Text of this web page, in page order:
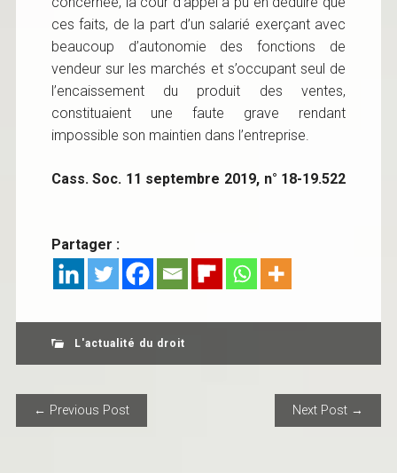
ces faits, de la part d’un salarié exerçant avec
beaucoup d’autonomie des fonctions de
vendeur sur les marchés et s’occupant seul de
l’encaissement du produit des ventes,
constituaient une faute grave rendant
impossible son maintien dans l’entreprise.
Cass. Soc. 11 septembre 2019, n° 18-19.522
Partager :
L'actualité du droit
POST NAVIGATION
← Previous Post Next Post →